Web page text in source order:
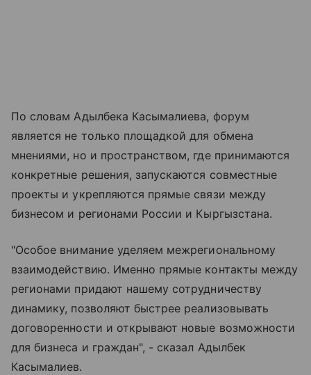
По словам Адылбека Касымалиева, форум
является не только площадкой для обмена
мнениями, но и пространством, где принимаются
конкретные решения, запускаются совместные
проекты и укрепляются прямые связи между
бизнесом и регионами России и Кыргызстана.
"Особое внимание уделяем межрегиональному
взаимодействию. Именно прямые контакты между
регионами придают нашему сотрудничеству
динамику, позволяют быстрее реализовывать
договоренности и открывают новые возможности
для бизнеса и граждан", - сказал Адылбек
Касымалиев.